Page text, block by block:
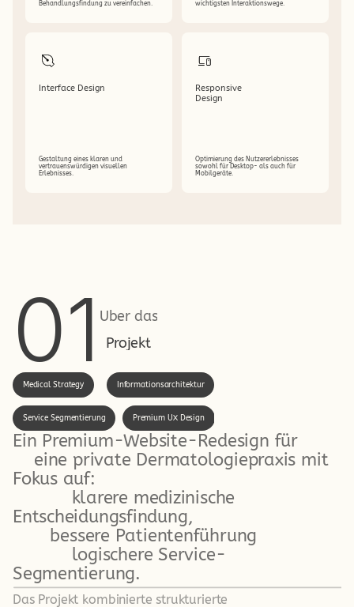
Behandlungsfindung zu vereinfachen.
wichtigsten Interaktionswege.
Interface Design
Gestaltung eines klaren und
vertrauenswürdigen visuellen
Erlebnisses.
Responsive
Design
Optimierung des Nutzererlebnisses
sowohl für Desktop- als auch für
Mobilgeräte.
01 Über das
Projekt
Informationsarchitektur
Medical Strategy
Service Segmentierung Premium UX Design
Ein Premium-Website-Redesign für
Fokus auf:
Entscheidungsfindung,
       bessere Patientenführung
Segmentierung.
Das Projekt kombinierte strukturierte